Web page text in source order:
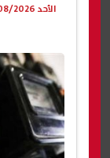
الأحد 02/08/2026 12:06 م